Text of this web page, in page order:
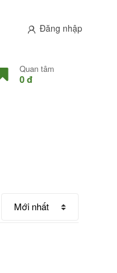
Đăng nhập
Quan tâm
0 đ